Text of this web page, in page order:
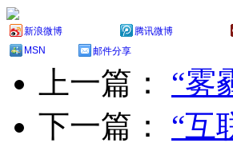
新浪微博 腾讯微博
MSN
邮件分享
上一篇： “雾
下一篇： “互